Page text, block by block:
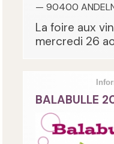
— 90400
La foire aux
mercredi 26
BALABULLE